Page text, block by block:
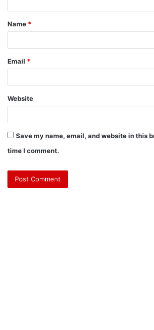
Name *
Email *
Website
Save my name, email, and website in this
time I comment.